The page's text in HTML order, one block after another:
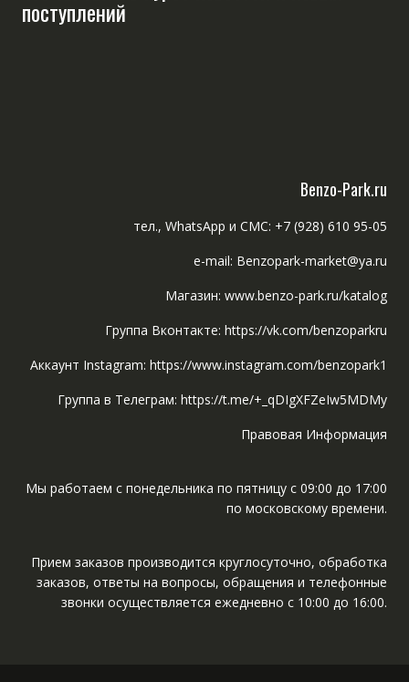
поступлений
Benzo-Park.ru
тел., WhatsApp и СМС: +7 (928) 610 95-05
e-mail: Benzopark-market@ya.ru
Магазин: www.benzo-park.ru/katalog
Группа Вконтакте: https://vk.com/benzoparkru
Аккаунт Instagram: https://www.instagram.com/benzopark1
Группа в Телеграм: https://t.me/+_qDIgXFZeIw5MDMy
Правовая Информация
Мы работаем с понедельника по пятницу с 09:00 до 17:00
по московскому времени.
Прием заказов производится круглосуточно, обработка
заказов, ответы на вопросы, обращения и телефонные
звонки осуществляется ежедневно с 10:00 до 16:00.